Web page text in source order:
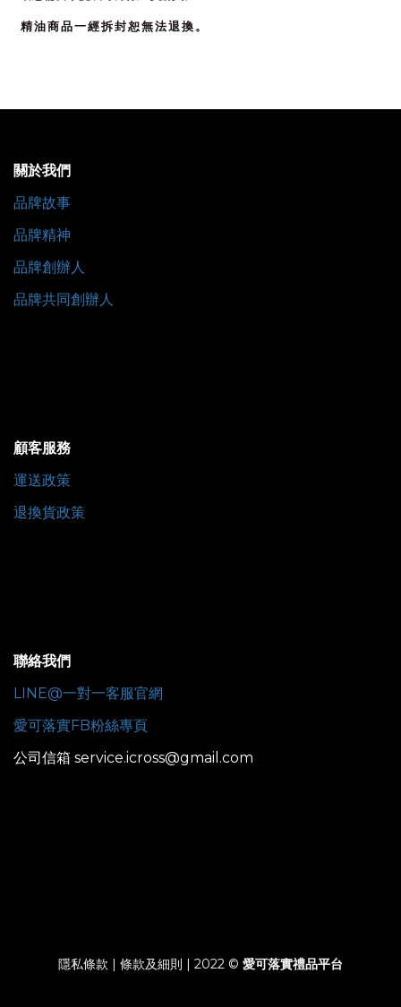
精油商品一經拆封恕無法退換。
關於我們
品牌故事
品牌精神
品牌創辦人
品牌共同創辦人
顧客服務
運送政策
退換貨政策
聯絡我們
LINE@一對一客服官網
愛可落實FB粉絲專頁
公司信箱 service.icross@gmail.com
隱私條款 | 條款及細則 | 2022 © 愛可落實禮品平台